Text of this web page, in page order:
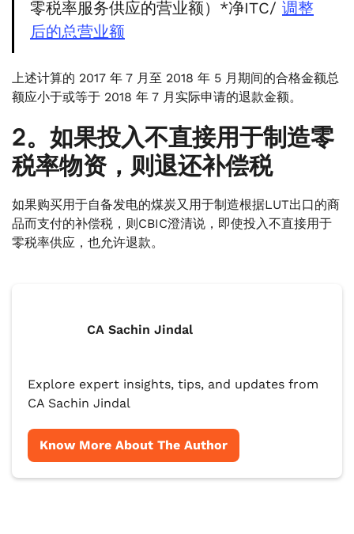
零税率服务供应的营业额）*净ITC/ 调整
后的总营业额
上述计算的 2017 年 7 月至 2018 年 5 月期间的合格金额总
额应小于或等于 2018 年 7 月实际申请的退款金额。
2。如果投入不直接用于制造零
税率物资，则退还补偿税
如果购买用于自备发电的煤炭又用于制造根据LUT出口的商
品而支付的补偿税，则CBIC澄清说，即使投入不直接用于
零税率供应，也允许退款。
CA Sachin Jindal
Explore expert insights, tips, and updates from
CA Sachin Jindal
Know More About The Author